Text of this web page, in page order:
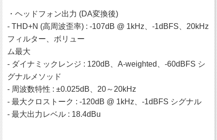
・ヘッドフォン出力 (DA変換後)
- THD+N (高周波歪率) : ‐107dB @ 1kHz、‐1dBFS、20kHz
フィルター、ボリュー
ム最大
- ダイナミックレンジ : 120dB、A‐weighted、‐60dBFS シ
グナルメソッド
- 周波数特性 : ±0.025dB、20～20kHz
- 最大クロストーク : ‐120dB @ 1kHz、‐1dBFS シグナル
- 最大出力レベル : 18.4dBu